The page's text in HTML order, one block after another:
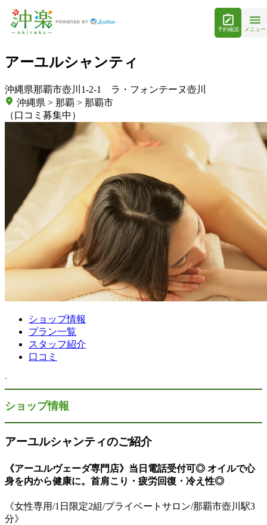
予約確認 メニュー
アーユルシャンティ
沖縄県那覇市壺川1-2-1 ラ・フォンテーヌ壺川
沖縄県 > 那覇 > 那覇市
（口コミ募集中）
ショップ情報
プラン一覧
スタッフ紹介
口コミ
ショップ情報
アーユルシャンティのご紹介
《アーユルヴェーダ専門店》当日電話受付可◎ オイルで心
身を内から健康に。首肩こり・疲労回復・冷え性◎
《女性専用/1日限定2組/プライベートサロン/那覇市壺川駅3
分》